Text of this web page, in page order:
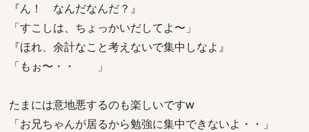
『ん！ なんだなんだ？』
「すこしは、ちょっかいだしてよ〜」
『ほれ、余計なこと考えないで集中しなよ』
「もぉ〜・・ 」
たまには意地悪するのも楽しいですw
「お兄ちゃんが居るから勉強に集中できないよ・・」